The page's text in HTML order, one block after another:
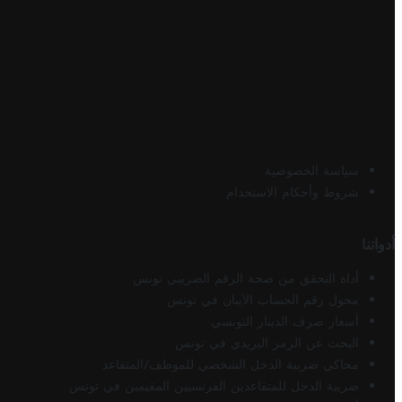
سياسة الخصوصية
شروط وأحكام الاستخدام
أدواتنا
أداة التحقق من صحة الرقم الضريبي تونس
محول رقم الحساب الآيبان في تونس
أسعار صرف الدينار التونسي
البحث عن الرمز البريدي في تونس
محاكي ضريبة الدخل الشخصي للموظف/المتقاعد
ضريبة الدخل للمتقاعدين الفرنسيين المقيمين في تونس